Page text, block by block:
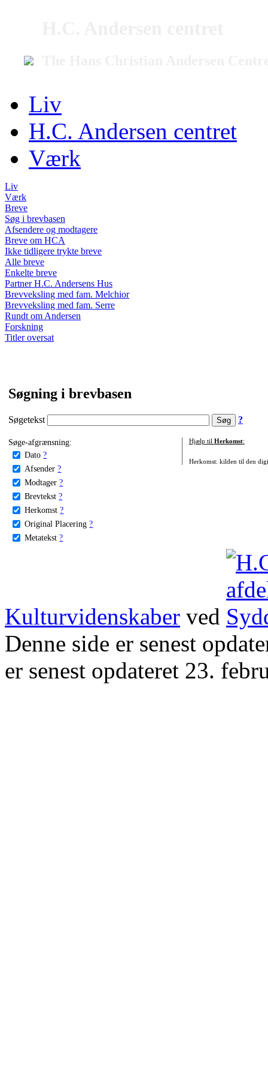
Liv
H.C. Andersen centret
Værk
Liv
Værk
Breve
Søg i brevbasen
Afsendere og modtagere
Breve om HCA
Ikke tidligere trykte breve
Alle breve
Enkelte breve
Partner H.C. Andersens Hus
Brevveksling med fam. Melchior
Brevveksling med fam. Serre
Rundt om Andersen
Forskning
Titler oversat
Søgning i brevbasen
Søgetekst ?
Søge-afgrænsning:
Dato ?
Afsender ?
Modtager ?
Brevtekst ?
Herkomst ?
Original Placering ?
Metatekst ?
Hjælp til Herkomst:
Herkomst: kilden til den
Kulturvidenskaber ved
Denne side er senest
er senest opdateret 23.